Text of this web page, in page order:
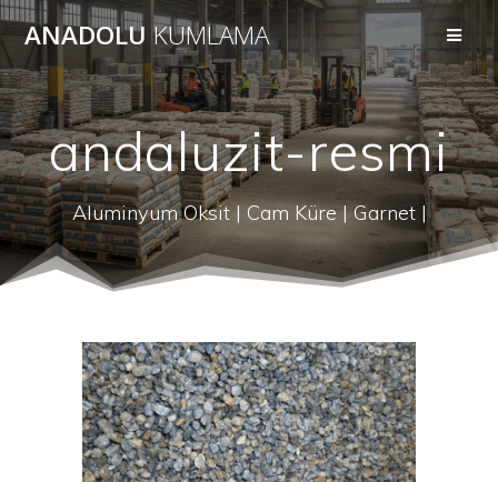
Skip
to
content
ANADOLU KUMLAMA
andaluzit-resmi
Aluminyum Oksit | Cam Küre | Garnet |